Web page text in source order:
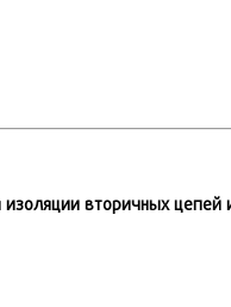
вторичных